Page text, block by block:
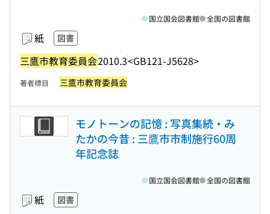
紙 図書
三鷹市教育委員会2010.3<GB121-J5628>
国立国会図書館 全国の図書館
著者標目 三鷹市教育委員会
モノトーンの記憶 : 写真集続・み
たかの今昔 : 三鷹市市制施行60周
年記念誌
紙 図書
国立国会図書館 全国の図書館